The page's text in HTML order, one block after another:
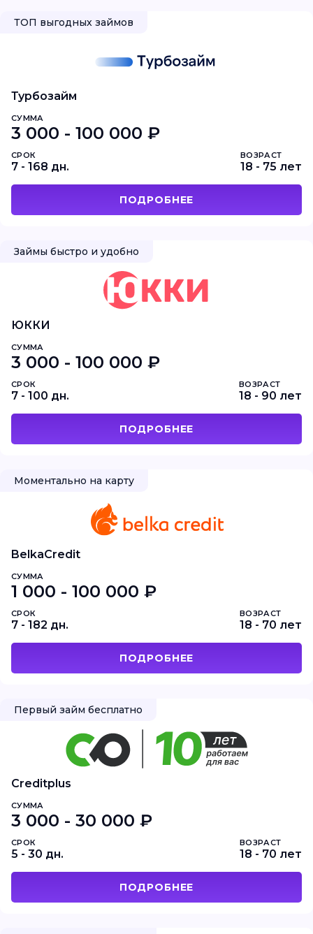
ТОП выгодных займов
Турбозайм
СУММА
3 000 - 100 000 ₽
СРОК
7 - 168 дн.
ВОЗРАСТ
18 - 75 лет
ПОДРОБНЕЕ
Займы быстро и удобно
ЮККИ
СУММА
3 000 - 100 000 ₽
СРОК
7 - 100 дн.
ВОЗРАСТ
18 - 90 лет
ПОДРОБНЕЕ
Моментально на карту
BelkaCredit
СУММА
1 000 - 100 000 ₽
СРОК
7 - 182 дн.
ВОЗРАСТ
18 - 70 лет
ПОДРОБНЕЕ
Первый займ бесплатно
Creditplus
СУММА
3 000 - 30 000 ₽
СРОК
5 - 30 дн.
ВОЗРАСТ
18 - 70 лет
ПОДРОБНЕЕ